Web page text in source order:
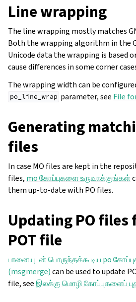
Line wrapping
The line wrapping mostly matches
Both the wrapping algorithm in the
Unicode data the wrapping is based
cause differences in some corner
The wrapping width can be
po_line_wrap parameter, see File
Generating
files
In case MO files are kept in the
files, mo கோப்புகளை உருவாக்குங்கள்
them up-to-date with PO files.
Updating PO files
POT file
பானையுடன் பொருந்தக்கூடிய po
(msgmerge)can be used to update
file, seeஇலக்கு மொழி கோப்புகளைப்